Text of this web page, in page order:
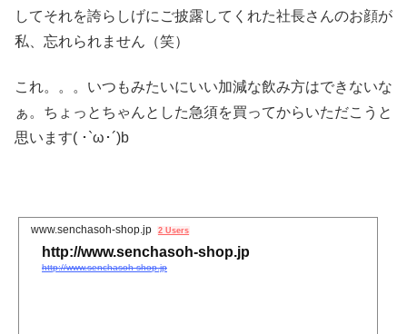
してそれを誇らしげにご披露してくれた社長さんのお顔が
私、忘れられません（笑）
これ。。。いつもみたいにいい加減な飲み方はできないな
ぁ。ちょっとちゃんとした急須を買ってからいただこうと
思います( ･`ω･´)b
www.senchasoh-shop.jp 2 Users
http://www.senchasoh-shop.jp
http://www.senchasoh-shop.jp